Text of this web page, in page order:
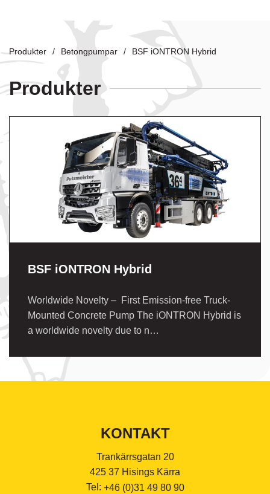
Produkter Betongpumpar BSF iONTRON Hybrid
Produkter
BSF iONTRON Hybrid
Worldwide Novelty – First Emission-free Truck-
Mounted Concrete Pump The iONTRON Hybrid is
a worldwide novelty due to n…
KONTAKT
Trankärrsgatan 20
425 37 Hisings Kärra
Tel: +46 (0)31 49 80 90